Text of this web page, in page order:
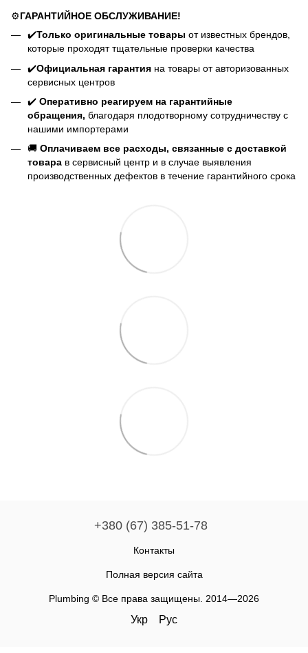
⚙️ГАРАНТИЙНОЕ ОБСЛУЖИВАНИЕ!
✔️Только оригинальные товары от известных брендов,
которые проходят тщательные проверки качества
✔️Официальная гарантия на товары от авторизованных
сервисных центров
✔️ Оперативно реагируем на гарантийные
обращения, благодаря плодотворному сотрудничеству с
нашими импортерами
🚚 Оплачиваем все расходы, связанные с доставкой
товара в сервисный центр и в случае выявления
производственных дефектов в течение гарантийного срока
+380 (67) 385-51-78
Контакты
Полная версия сайта
Plumbing © Все права защищены. 2014—2026
Укр Рус